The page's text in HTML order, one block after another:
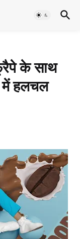
के साथ
में हलचल